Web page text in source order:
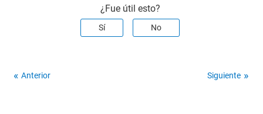
¿Fue útil esto?
Sí No
Anterior Siguiente